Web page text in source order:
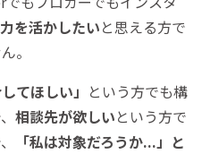
を活かしたいと思える方で
。
てほしい」 という方でも構
相談先が欲しいという方で
「私は対象だろうか...」と